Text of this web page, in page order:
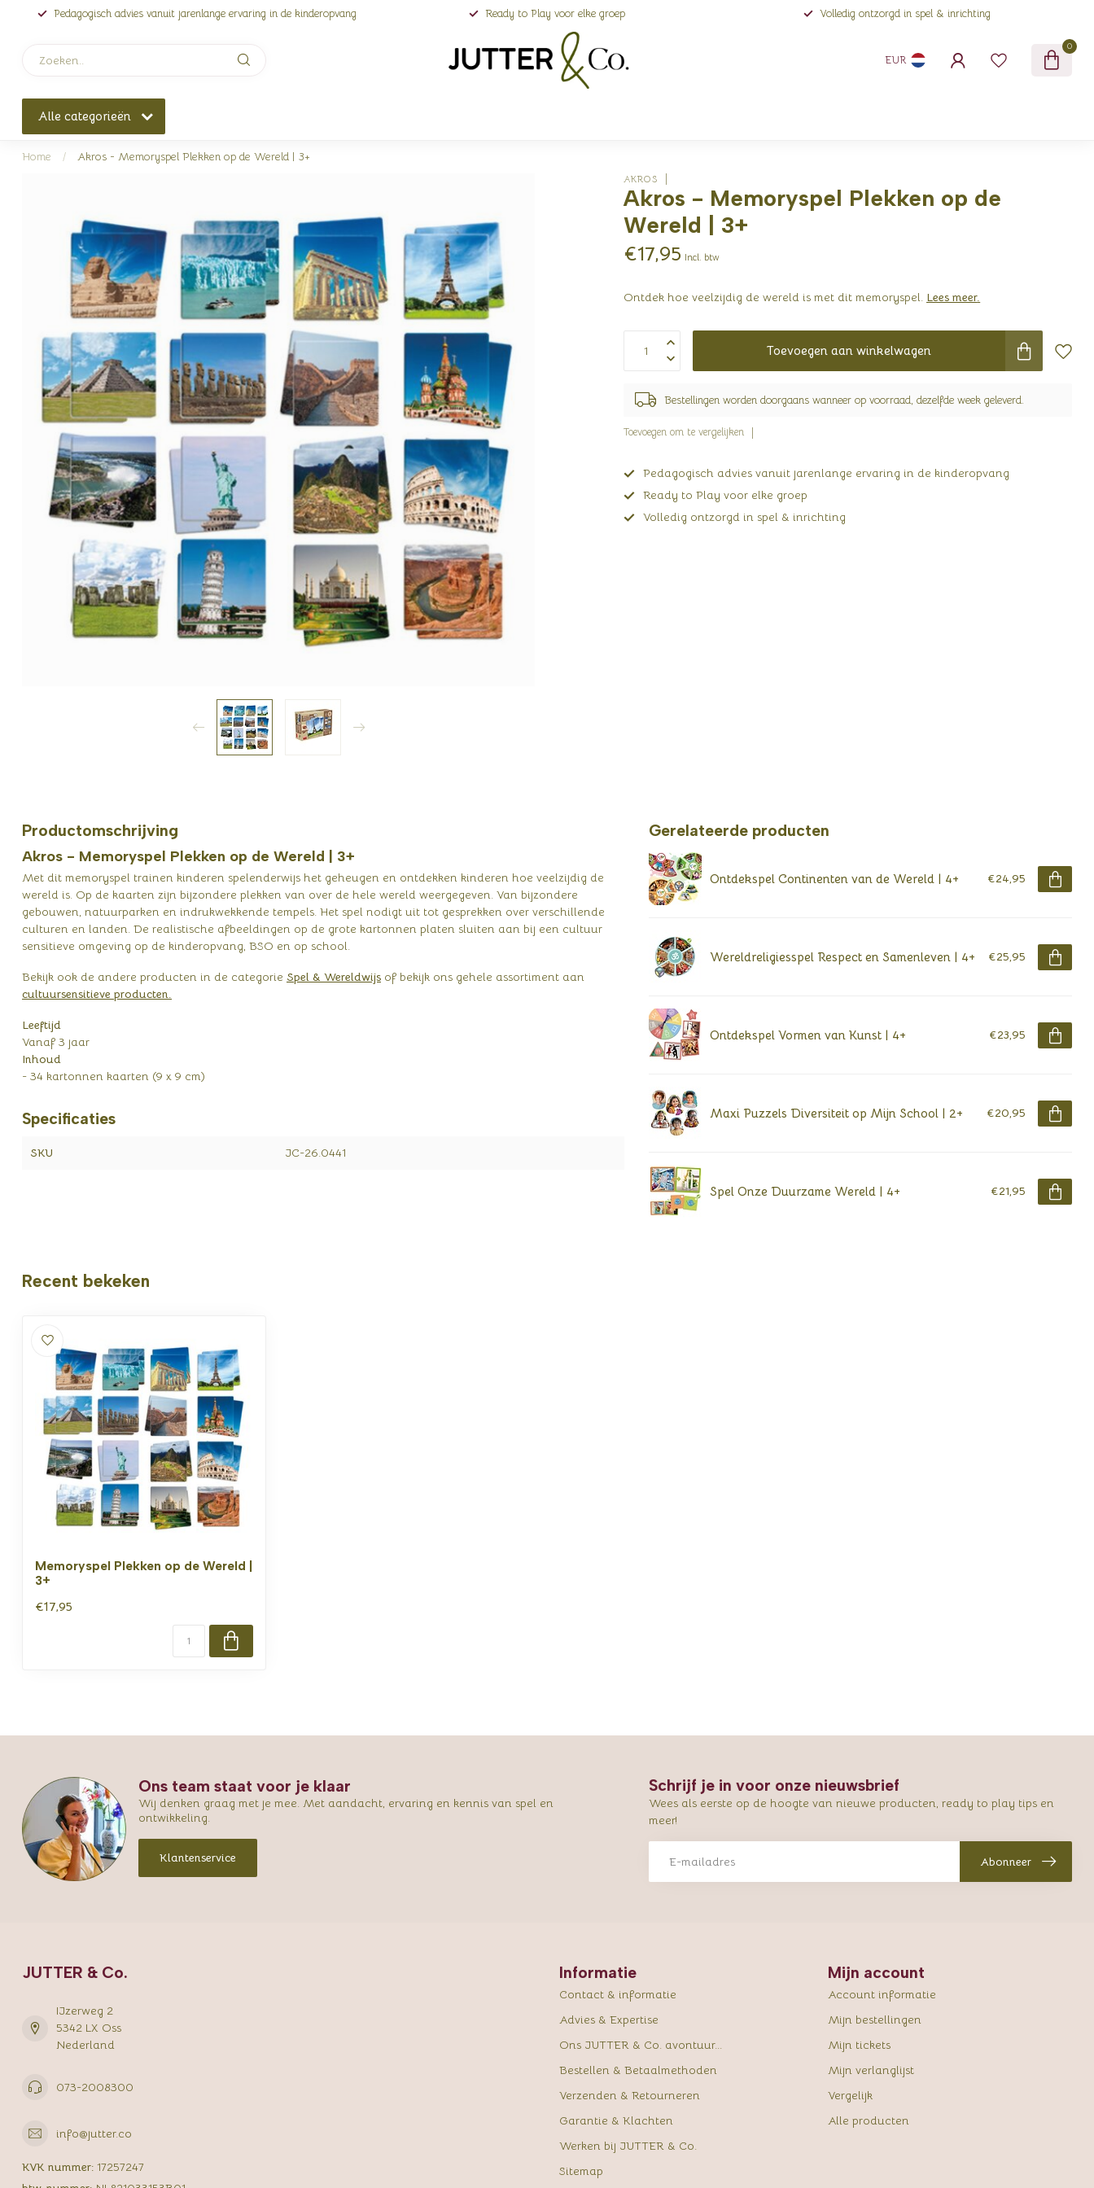
Pedagogisch advies vanuit jarenlange ervaring in de kinderopvang Ready to Play voor elke groep Volledig ontzorgd in spel & inrichting
EUR
0
Alle categorieën
Home / Akros - Memoryspel Plekken op de Wereld | 3+
AKROS
Akros - Memoryspel Plekken op de
Wereld | 3+
€17,95 Incl. btw
Ontdek hoe veelzijdig de wereld is met dit memoryspel. Lees meer.
Toevoegen aan winkelwagen
Bestellingen worden doorgaans wanneer op voorraad, dezelfde week geleverd.
Toevoegen om te vergelijken
Pedagogisch advies vanuit jarenlange ervaring in de kinderopvang
Ready to Play voor elke groep
Volledig ontzorgd in spel & inrichting
Productomschrijving
Akros - Memoryspel Plekken op de Wereld | 3+
Met dit memoryspel trainen kinderen spelenderwijs het geheugen en ontdekken kinderen hoe veelzijdig de
wereld is. Op de kaarten zijn bijzondere plekken van over de hele wereld weergegeven. Van bijzondere
gebouwen, natuurparken en indrukwekkende tempels. Het spel nodigt uit tot gesprekken over verschillende
culturen en landen. De realistische afbeeldingen op de grote kartonnen platen sluiten aan bij een cultuur
sensitieve omgeving op de kinderopvang, BSO en op school.
Bekijk ook de andere producten in de categorie Spel & Wereldwijs of bekijk ons gehele assortiment aan
cultuursensitieve producten.
Leeftijd
Vanaf 3 jaar
Inhoud
- 34 kartonnen kaarten (9 x 9 cm)
Specificaties
SKU JC-26.0441
Gerelateerde producten
Ontdekspel Continenten van de Wereld | 4+ €24,95
Wereldreligiesspel Respect en Samenleven | 4+ €25,95
Ontdekspel Vormen van Kunst | 4+ €23,95
Maxi Puzzels Diversiteit op Mijn School | 2+ €20,95
Spel Onze Duurzame Wereld | 4+ €21,95
Recent bekeken
Memoryspel Plekken op de Wereld |
3+
€17,95
Ons team staat voor je klaar
Wij denken graag met je mee. Met aandacht, ervaring en kennis van spel en
ontwikkeling.
Klantenservice
Schrijf je in voor onze nieuwsbrief
Wees als eerste op de hoogte van nieuwe producten, ready to play tips en
meer!
Abonneer
JUTTER & Co.
IJzerweg 2
5342 LX Oss
Nederland
073-2008300
info@jutter.co
KVK nummer: 17257247
Informatie
Contact & informatie
Advies & Expertise
Ons JUTTER & Co. avontuur...
Bestellen & Betaalmethoden
Verzenden & Retourneren
Garantie & Klachten
Werken bij JUTTER & Co.
Sitemap
Mijn account
Account informatie
Mijn bestellingen
Mijn tickets
Mijn verlanglijst
Vergelijk
Alle producten